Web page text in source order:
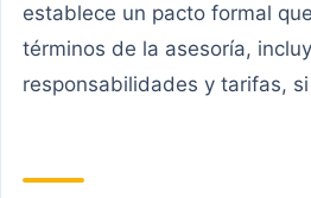
establece un pacto formal
términos de la asesoría,
responsabilidades y tarifas,